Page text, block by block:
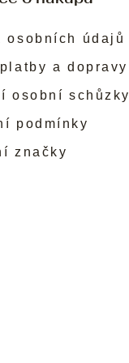
osobních údajů
a dopravy
osobní schůzky
podmínky
značky